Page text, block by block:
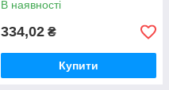
В наявності
334,02 ₴
Купити